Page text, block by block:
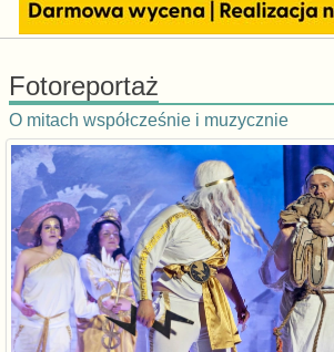
Fotoreportaż
O mitach współcześnie i muzycznie